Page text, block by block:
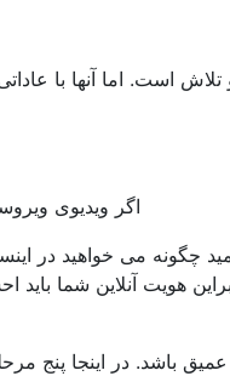
اگر ویدیوی
چگونه می خواهید در
هویت آنلاین شما
عمیق باشد. در اینجا پنج